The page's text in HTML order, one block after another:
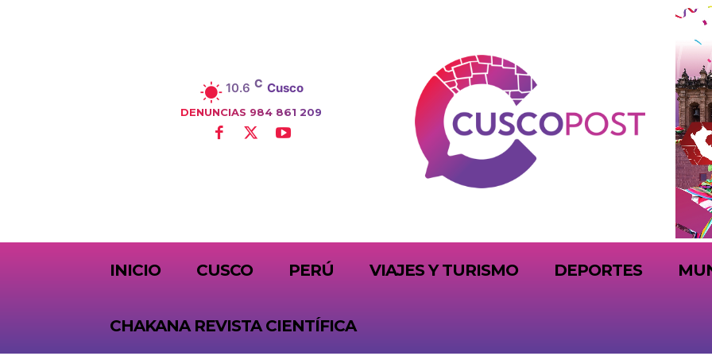
10.6 C Cusco
DENUNCIAS 984 861 209
INICIO CUSCO PERÚ VIAJES Y TURISMO DEPORTES
CHAKANA REVISTA CIENTÍFICA